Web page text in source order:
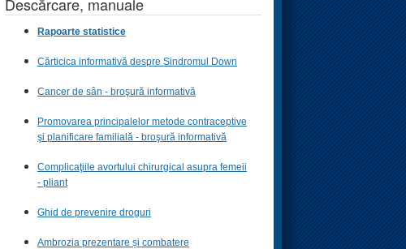
Rapoarte statistice
Cărticica informativă despre Sindromul Down
Cancer de sân - broşură informativă
Promovarea principalelor metode contraceptive
şi planificare familială - broşură informativă
Complicaţiile avortului chirurgical asupra femeii
- pliant
Ghid de prevenire droguri
Ambrozia prezentare și combatere